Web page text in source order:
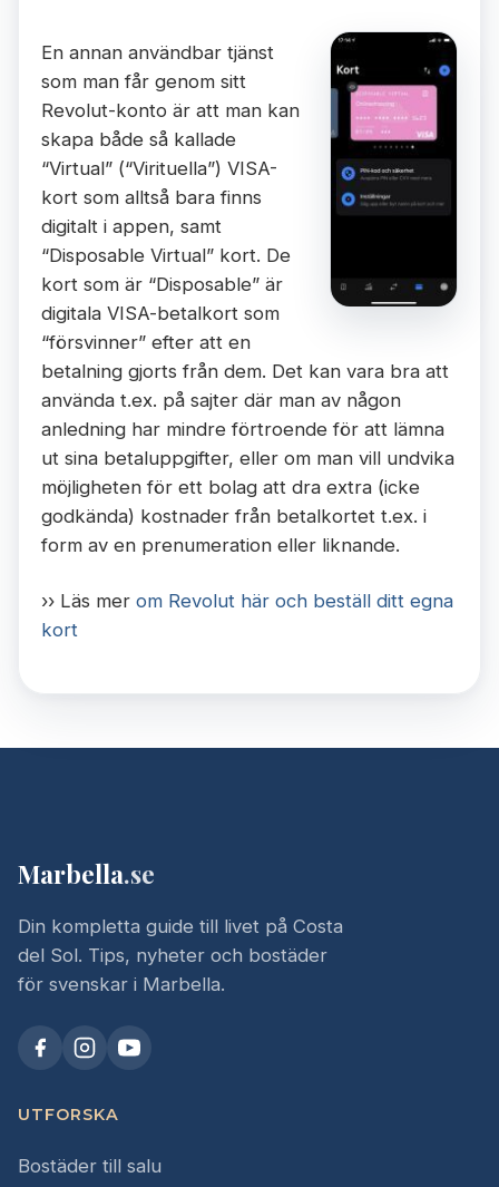
En annan användbar tjänst
som man får genom sitt
Revolut-konto är att man kan
skapa både så kallade
“Virtual” (“Virituella”) VISA-
kort som alltså bara finns
digitalt i appen, samt
“Disposable Virtual” kort. De
kort som är “Disposable” är
digitala VISA-betalkort som
“försvinner” efter att en
betalning gjorts från dem. Det kan vara bra att
använda t.ex. på sajter där man av någon
anledning har mindre förtroende för att lämna
ut sina betaluppgifter, eller om man vill undvika
möjligheten för ett bolag att dra extra (icke
godkända) kostnader från betalkortet t.ex. i
form av en prenumeration eller liknande.
›› Läs mer om Revolut här och beställ ditt egna
kort
Marbella.se
Din kompletta guide till livet på Costa
del Sol. Tips, nyheter och bostäder
för svenskar i Marbella.
UTFORSKA
Bostäder till salu